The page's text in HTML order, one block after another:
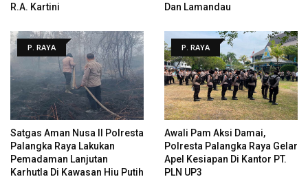
R.A. Kartini
Dan Lamandau
P. RAYA
Satgas Aman Nusa II Polresta
Palangka Raya Lakukan
Pemadaman Lanjutan
Karhutla Di Kawasan Hiu Putih
P. RAYA
Awali Pam Aksi Damai,
Polresta Palangka Raya Gelar
Apel Kesiapan Di Kantor PT.
PLN UP3